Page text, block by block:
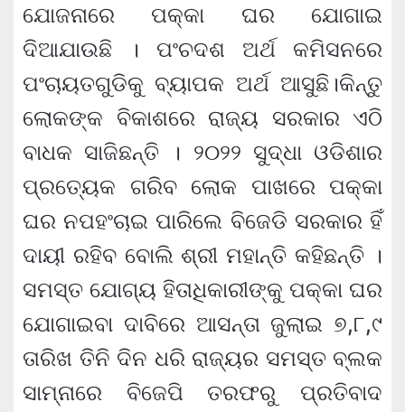
ଯୋଜନାରେ ପକ୍କା ଘର ଯୋଗାଇ
ଦିଆଯାଉଛି । ପଂଚଦଶ ଅର୍ଥ କମିସନରେ
ପଂଚାୟତଗୁଡିକୁ ବ୍ୟାପକ ଅର୍ଥ ଆସୁଛି।କିନ୍ତୁ
ଲୋକଙ୍କ ବିକାଶରେ ରାଜ୍ୟ ସରକାର ଏଠି
ବାଧକ ସାଜିଛନ୍ତି । ୨୦୨୨ ସୁଦ୍ଧା ଓଡିଶାର
ପ୍ରତ୍ୟେକ ଗରିବ ଲୋକ ପାଖରେ ପକ୍କା
ଘର ନପହଂଚାଇ ପାରିଲେ ବିଜେଡି ସରକାର ହିଁ
ଦାୟୀ ରହିବ ବୋଲି ଶ୍ରୀ ମହାନ୍ତି କହିଛନ୍ତି ।
ସମସ୍ତ ଯୋଗ୍ୟ ହିତାଧିକାରୀଙ୍କୁ ପକ୍କା ଘର
ଯୋଗାଇବା ଦାବିରେ ଆସନ୍ତା ଜୁଲାଇ ୭,୮,୯
ତାରିଖ ତିନି ଦିନ ଧରି ରାଜ୍ୟର ସମସ୍ତ ବ୍ଲକ
ସାମ୍ନାରେ ବିଜେପି ତରଫରୁ ପ୍ରତିବାଦ